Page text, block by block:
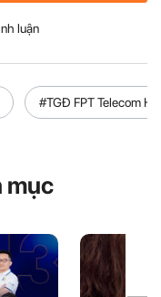
luận
#TGĐ FPT Telecom
mục